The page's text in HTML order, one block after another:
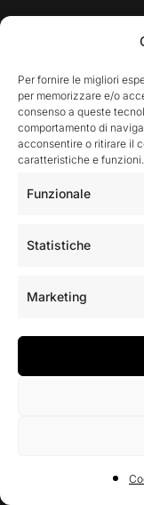
Per fornire le migliori
per memorizzare e/o
consenso a queste
comportamento di
acconsentire o ritirare il
caratteristiche e funzioni.
Funzionale
Statistiche
Marketing
PRIVACY POLICY
Rimani